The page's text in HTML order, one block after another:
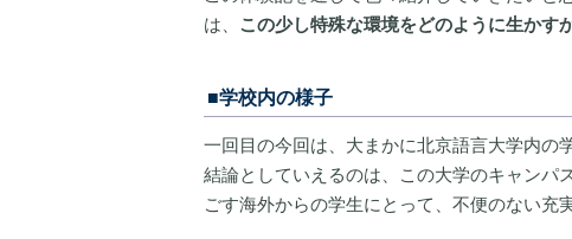
は、 この少し特殊な環境をどのように生かす
■学校内の様子
一回目の今回は、大まかに北京語言大学内の
結論としていえるのは、この大学のキャンパ
ごす海外からの学生にとって、不便のない充